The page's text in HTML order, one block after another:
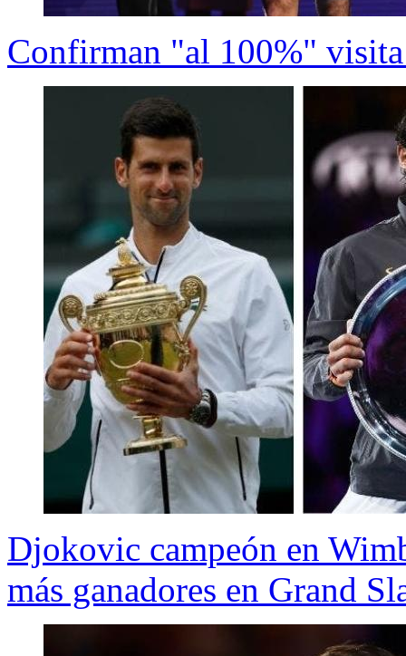
Confirman "al 100%"
Djokovic campeón en
más ganadores en Grand